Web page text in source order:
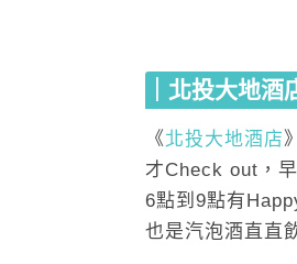
｜北投大地酒
《北投大地酒店
才Check out，
6點到9點有
也是汽泡酒直直